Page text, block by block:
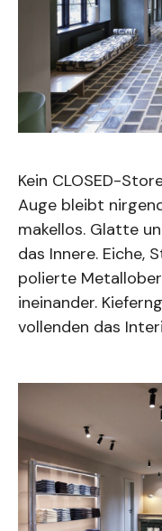
Kein CLOSED-
Auge bleibt
makellos. Glatte
das Innere. Eiche,
polierte
ineinander.
vollenden das